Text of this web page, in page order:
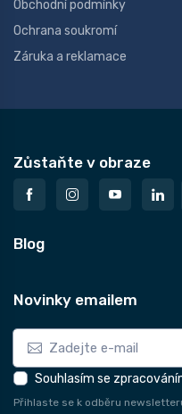
Obchodní podmínky
Ochrana soukromí
Záruka a reklamace
Zůstaňte v obraze
Blog
Novinky emailem
Souhlasím se
Přihlaste se k odběru